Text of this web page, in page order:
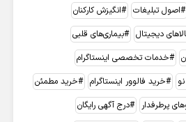
اصول تبلیغات
انگیزش کارکنان
دیجیتال
بیماری‌های قلبی
خدمات تخصصی اینستاگرام
خرید فالوور اینستاگرام
خرید مطمئن
پرطرفدار
درج آگهی رایگان